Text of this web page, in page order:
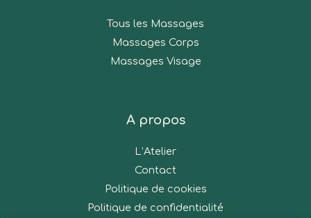
Tous les Massages
Massages Corps
Massages Visage
A propos
L’Atelier
Contact
Politique de cookies
Politique de confidentialité